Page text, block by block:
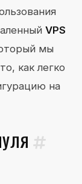
VPS
мы
как легко
на